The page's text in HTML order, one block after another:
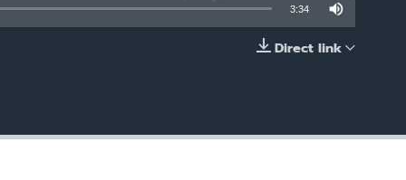
EMBED
3:34
Direct link